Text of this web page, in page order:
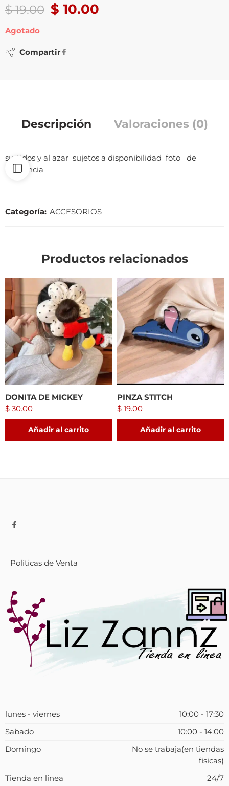
$19.00 $ 10.00
Agotado
Compartir
Descripción Valoraciones (0)
surtidos y al azar sujetos a disponibilidad foto de
referencia
Categoría: ACCESORIOS
Productos relacionados
DONITA DE MICKEY
$ 30.00
Añadir al carrito
PINZA STITCH
$ 19.00
Añadir al carrito
Políticas de Venta
lunes - viernes
10:00 - 17:30
Sabado
10:00 - 14:00
Domingo
No se trabaja(en tiendas
fisicas)
Tienda en linea
24/7